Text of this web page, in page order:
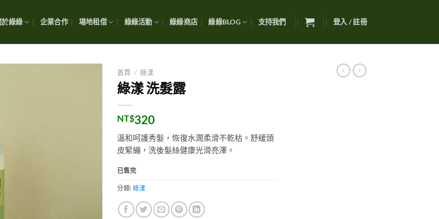
於綠綠 企業合作 場地租借 綠綠活動 綠綠商店 綠綠BLOG 支持我們 登入 / 註冊
首頁 / 綠漾
綠漾 洗髮露
NT$320
溫和呵護秀髮，恢復水潤柔滑不乾枯。舒緩頭
皮緊繃，洗後髮絲健康光滑亮澤。
已售完
分類:綠漾